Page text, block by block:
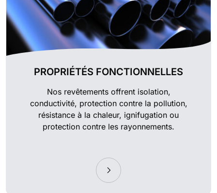
PROPRIÉTÉS FONCTIONNELLES
Nos revêtements offrent isolation,
conductivité, protection contre la pollution,
résistance à la chaleur, ignifugation ou
protection contre les rayonnements.